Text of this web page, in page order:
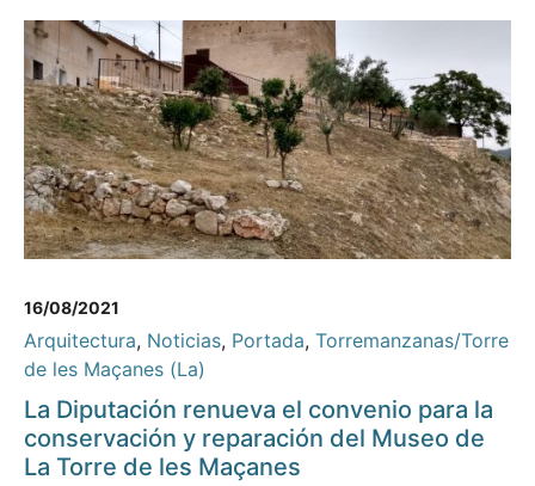
16/08/2021
Arquitectura, Noticias, Portada, Torremanzanas/Torre
de les Maçanes (La)
La Diputación renueva el convenio para la
conservación y reparación del Museo de
La Torre de les Maçanes